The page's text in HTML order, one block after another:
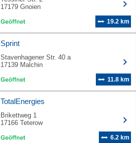
17179 Gnoien
19.2 km
Sprint
Stavenhagener Str. 40 a
17139 Malchin
11.8 km
TotalEnergies
Brikettweg 1
17166 Teterow
6.2 km